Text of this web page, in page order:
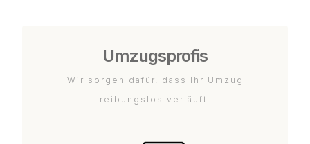
Umzugsprofis
Wir sorgen dafür, dass Ihr Umzug
reibungslos verläuft.